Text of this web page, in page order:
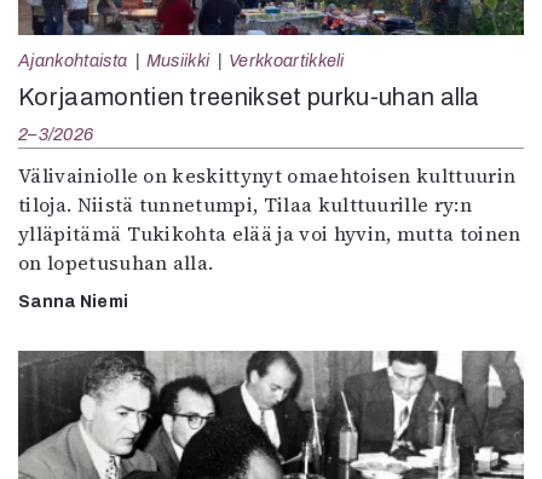
Ajankohtaista Musiikki Verkkoartikkeli
Korjaamontien treenikset purku-uhan alla
2–3/2026
Välivainiolle on keskittynyt omaehtoisen kulttuurin
tiloja. Niistä tunnetumpi, Tilaa kulttuurille ry:n
ylläpitämä Tukikohta elää ja voi hyvin, mutta toinen
on lopetusuhan alla.
Sanna Niemi